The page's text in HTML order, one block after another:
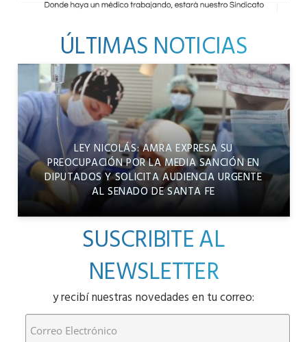
ÚLTIMAS NOTICIAS
LEY NICOLÁS: AMRA EXPRESA SU
PREOCUPACIÓN POR LA MEDIA SANCIÓN EN
DIPUTADOS Y SOLICITA AUDIENCIA URGENTE
AL SENADO DE SANTA FE
SUSCRIBITE AL
NEWSLETTER
y recibí nuestras novedades en tu correo: